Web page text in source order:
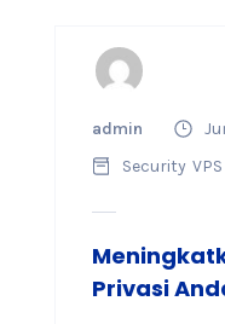
admin
Security VPS
Privasi